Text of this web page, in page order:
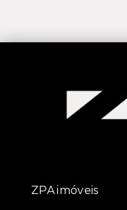
ZPA imóveis